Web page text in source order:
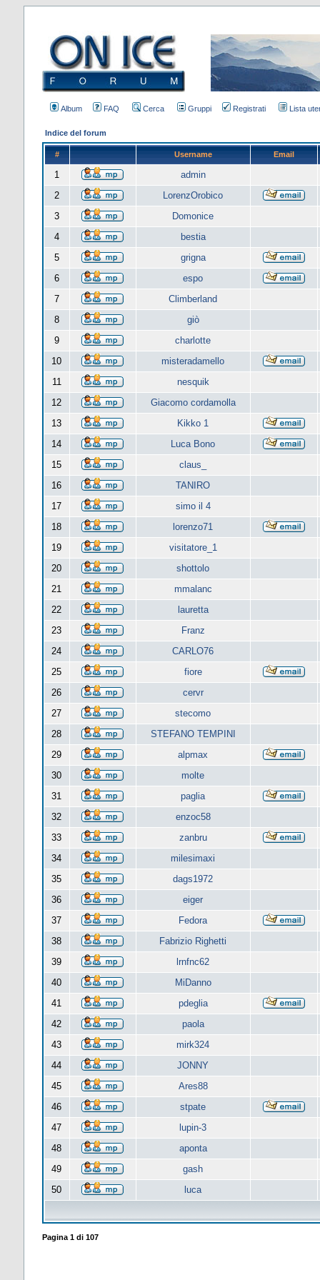
Album FAQ Cerca Gruppi Registrati Lista
Indice del forum
# Username Email
1
admin
2
LorenzOrobico
3
Domonice
4
bestia
5
grigna
6
espo
7
Climberland
8
giò
9
charlotte
10
misteradamello
11
nesquik
12
Giacomo cordamolla
13
Kikko 1
14
Luca Bono
15
claus_
16
TANIRO
17
simo il 4
18
lorenzo71
19
visitatore_1
20
shottolo
21
mmalanc
22
lauretta
23
Franz
24
CARLO76
25
fiore
26
cervr
27
stecomo
28
STEFANO TEMPINI
29
alpmax
30
molte
31
paglia
32
enzoc58
33
zanbru
34
milesimaxi
35
dags1972
36
eiger
37
Fedora
38
Fabrizio Righetti
39
lrnfnc62
40
MiDanno
41
pdeglia
42
paola
43
mirk324
44
JONNY
45
Ares88
46
stpate
47
lupin-3
48
aponta
49
gash
50
luca
Pagina 1di 107